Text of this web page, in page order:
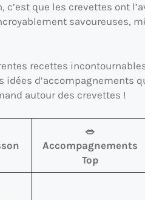
que les crevettes ont
savoureuses,
recettes
idées d’accompagnements
autour des crevettes !
🥗
Accompagnements
Top